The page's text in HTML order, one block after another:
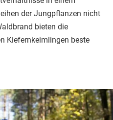
der Jungpflanzen nicht
bieten die
Kiefernkeimlingen beste